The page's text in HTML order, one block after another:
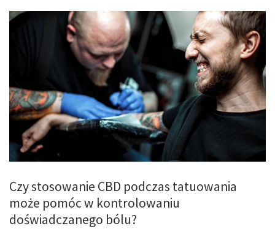
Czy stosowanie CBD podczas tatuowania
może pomóc w kontrolowaniu
doświadczanego bólu?